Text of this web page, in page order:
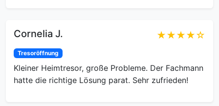
Cornelia J. ★★★★☆
Tresoröffnung
Kleiner Heimtresor, große Probleme. Der Fachmann
hatte die richtige Lösung parat. Sehr zufrieden!